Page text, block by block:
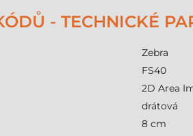
- TECHNICKÉ
Zebra
FS40
2D Area
drátová
8 cm